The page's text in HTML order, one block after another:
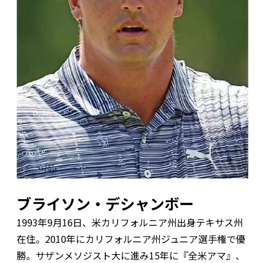
ブライソン・デシャンボー
1993年9月16日、米カリフォルニア州出身テキサス州
在住。2010年にカリフォルニア州ジュニア選手権で優
勝。サザンメソジスト大に進み15年に『全米アマ』、